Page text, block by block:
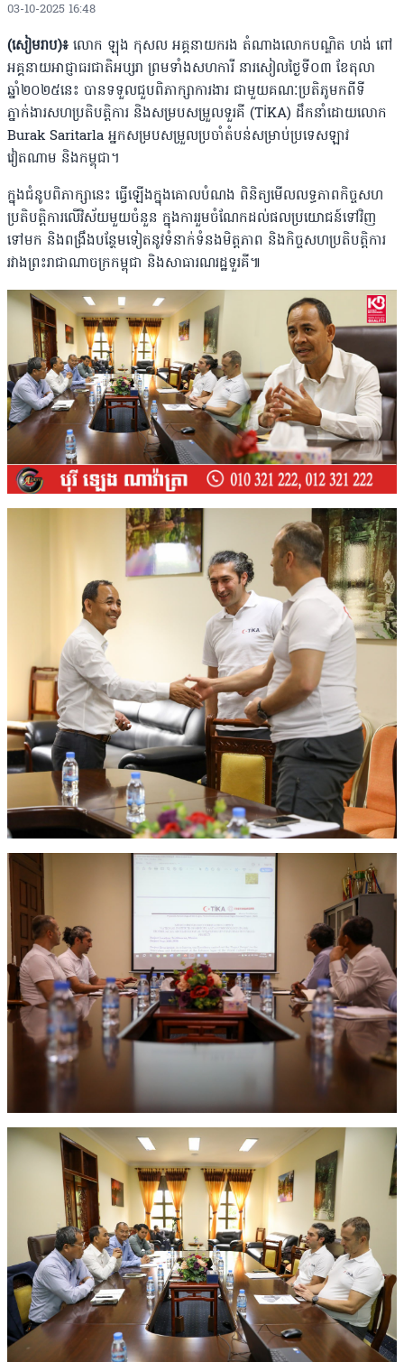
03-10-2025 16:48
(សៀមរាប)៖ លោក ឡុង កុសល អគ្គនាយករង តំណាងលោកបណ្ឌិត ហង់ ពៅ
អគ្គនាយអាជ្ញាធរជាតិអប្សរា ព្រមទាំងសហការី នារសៀលថ្ងៃទី០៣ ខែតុលា
ឆ្នាំ២០២៥នេះ បានទទួលជួបពិភាក្សាការងារ ជាមួយគណៈប្រតិភូមកពីទី
ភ្នាក់ងារសហប្រតិបត្តិការ និងសម្របសម្រួលទួរគី (TİKA) ដឹកនាំដោយលោក
Burak Saritarla អ្នកសម្របសម្រួលប្រចាំតំបន់សម្រាប់ប្រទេសឡាវ
វៀតណាម និងកម្ពុជា។
ក្នុងជំនូបពិភាក្សានេះ ធ្វើឡើងក្នុងគោលបំណង ពិនិត្យមើលលទ្ធភាពកិច្ចសហ
ប្រតិបត្តិការលើវិស័យមួយចំនួន ក្នុងការរួមចំណែកដល់ផលប្រយោជន៍ទៅវិញ
ទៅមក និងពង្រឹងបន្ថែមទៀតនូវទំនាក់ទំនងមិត្តភាព និងកិច្ចសហប្រតិបត្តិការ
រវាងព្រះរាជាណាចក្រកម្ពុជា និងសាធារណរដ្ឋទួរគី៕